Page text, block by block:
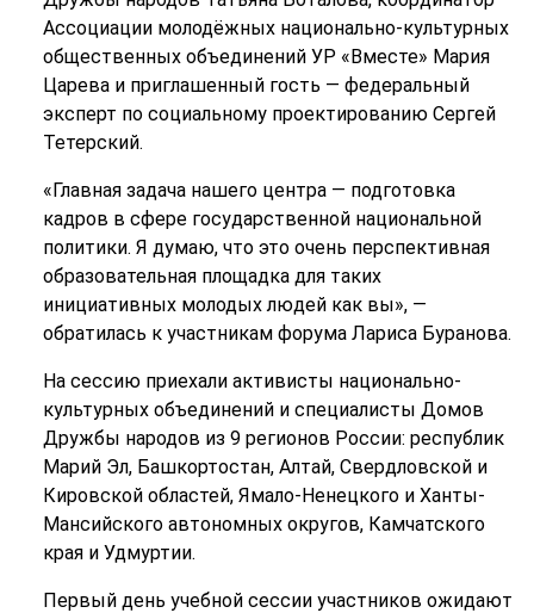
Ассоциации молодёжных национально-культурных
общественных объединений УР «Вместе» Мария
Царева и приглашенный гость — федеральный
эксперт по социальному проектированию Сергей
Тетерский.
«Главная задача нашего центра — подготовка
кадров в сфере государственной национальной
политики. Я думаю, что это очень перспективная
образовательная площадка для таких
инициативных молодых людей как вы», —
обратилась к участникам форума Лариса Буранова.
На сессию приехали активисты национально-
культурных объединений и специалисты Домов
Дружбы народов из 9 регионов России: республик
Марий Эл, Башкортостан, Алтай, Свердловской и
Кировской областей, Ямало-Ненецкого и Ханты-
Мансийского автономных округов, Камчатского
края и Удмуртии.
Первый день учебной сессии участников ожидают